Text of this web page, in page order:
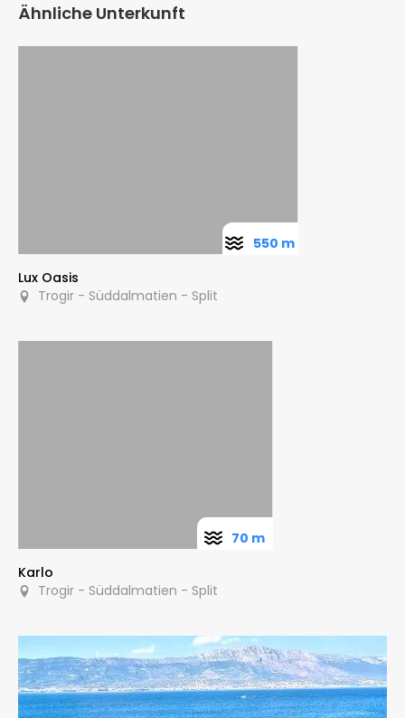
Ähnliche Unterkunft
Lux Oasis
Trogir - Süddalmatien - Split
550 m
Karlo
Trogir - Süddalmatien - Split
70 m